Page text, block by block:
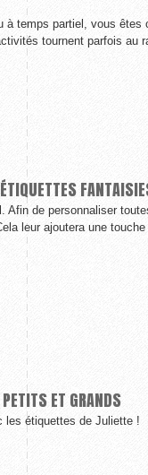
temps partiel, vous êtes
tournent parfois au
de personnaliser
leur ajoutera une
ET GRANDS
les étiquettes de Juliette !